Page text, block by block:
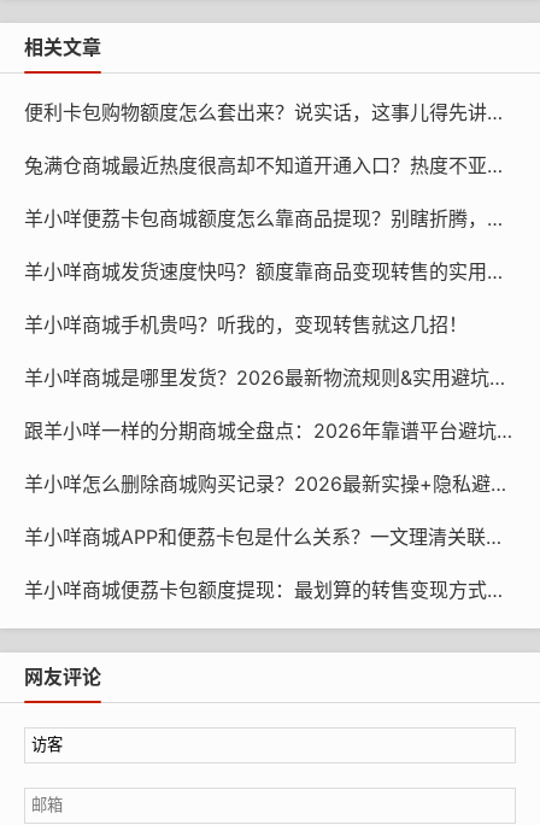
后立马就能付款了。
4. 商户与商品类问题：商品不在额度使用范围
有标注“便荔卡可用”或“享花卡专属”的商品才能用额度。比
如一些第三方入驻的小众品牌，没有和羊小咩签订支付协
商品，也不在额度使用范围内，这点要提前看商品详情页
实操解决！快速恢复羊小咩商城购
找到了问题根源，解决起来就简单了，按下面的步骤逐一
看可用额度和风控提示。如果是逾期导致冻结，赶紧结清
欠款，客服说最快1小时就能恢复额度；如果是大额风控，
可联系客服提交消费凭证解除限制。
更新账户信息
核验和有效期内的身份证照片，同时检查绑定的银行卡是
否正常，有问题及时更换。
升级APP+换网络：卸载旧版本，去应用商店安装v5.8.2
最新版，然后切换到稳定的WiFi或5G网络，避免用信号差
相关文章
便利卡包购物额度怎么套出来？说实话，这事儿得先讲清楚
兔满仓商城最近热度很高却不知道开通入口？热度不亚于当初的羊小咩便荔卡包，带你过了一遍，一看就懂
羊小咩便荔卡包商城额度怎么靠商品提现？别瞎折腾，这几招够稳！
羊小咩商城发货速度快吗？额度靠商品变现转售的实用攻略
羊小咩商城手机贵吗？听我的，变现转售就这几招！
羊小咩商城是哪里发货？2026最新物流规则&实用避坑指南
跟羊小咩一样的分期商城全盘点：2026年靠谱平台避坑指南
羊小咩怎么删除商城购买记录？2026最新实操+隐私避坑指南
羊小咩商城APP和便荔卡包是什么关系？一文理清关联与使用逻辑
羊小咩商城便荔卡包额度提现：最划算的转售变现方式全揭秘！
网友评论